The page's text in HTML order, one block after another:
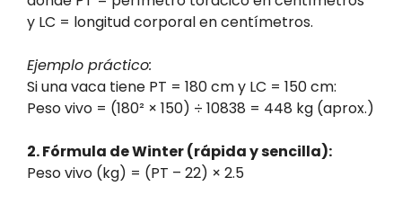
y LC = longitud corporal en centímetros.
Ejemplo práctico:
Si una vaca tiene PT = 180 cm y LC = 150 cm:
Peso vivo = (180² × 150) ÷ 10838 = 448 kg (aprox.)
2. Fórmula de Winter (rápida y sencilla):
Peso vivo (kg) = (PT – 22) × 2.5